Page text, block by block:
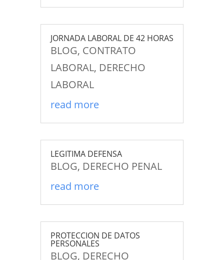
JORNADA LABORAL DE 42 HORAS
BLOG, CONTRATO
LABORAL, DERECHO
LABORAL
read more
LEGITIMA DEFENSA
BLOG, DERECHO PENAL
read more
PROTECCION DE DATOS
PERSONALES
BLOG, DERECHO